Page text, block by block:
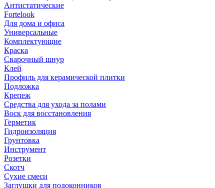
Антистатические
Fortelook
Для дома и офиса
Универсальные
Комплектующие
Краска
Сварочный шнур
Клей
Профиль для керамической плитки
Подложка
Крепеж
Средства для ухода за полами
Воск для восстановления
Герметик
Гидроизоляция
Грунтовка
Инструмент
Розетки
Скотч
Сухие смеси
Заглушки для подоконников